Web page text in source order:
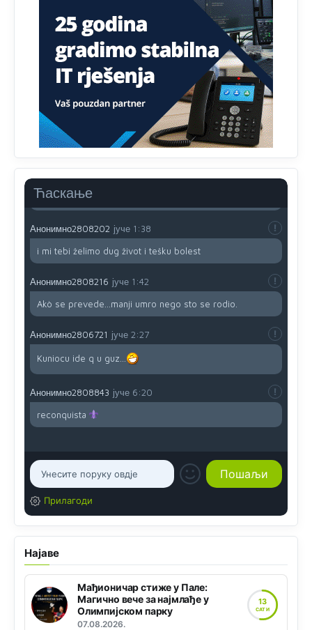
Ћаскање
dok si ziv gaji tri stvari dobrotu,pamet i
prijateljstvo!!
Анонимно2806721 јуче 12:39
791 BiH nije priznala Kosovo kao nezavisnu državu jer
genocidna tvorevina pravi smetnju a recimo Srbija je
davnopriznala.Na svakom proizvodu iz Srbije stoji -
uvoznik za Kosovo
Анонимно2806721 јуче 12:45
da brani? A imamo vojsku Kosova kojoj želimo svako
dobro i da se što bolje opreme
Анонимно2808202 јуче 1:38
i mi tebi želimo dug život i tešku bolest
Анонимно2808216 јуче 1:42
Akò se prevede...manji umro nego sto se rodio.
Анонимно2806721 јуче 2:27
Kuniocu ide q u guz...
Анонимно2808843 јуче 6:20
reconquista
Прилагоди
Најаве
Мађионичар стиже у Пале:
Магично вече за најмлађе у
Олимпијском парку
07.08.2026.
13
САТИ